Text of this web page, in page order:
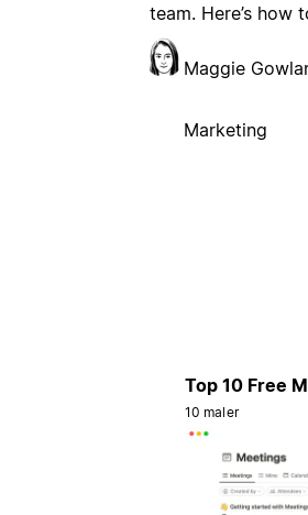
team. Here’s how
Maggie
Marketing
Top 10 Free
10 maler